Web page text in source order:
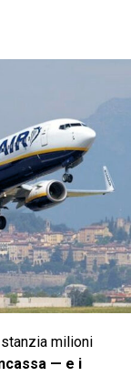
stanzia milioni
— e i